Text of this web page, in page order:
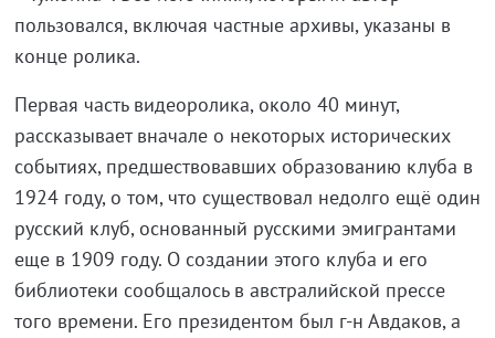
пользовался, включая частные архивы, указаны в
конце ролика.
Первая часть видеоролика, около 40 минут,
рассказывает вначале о некоторых исторических
событиях, предшествовавших образованию клуба в
1924 году, о том, что существовал недолго ещё один
русский клуб, основанный русскими эмигрантами
еще в 1909 году. О создании этого клуба и его
библиотеки сообщалось в австралийской прессе
того времени. Его президентом был г-н Авдаков, а